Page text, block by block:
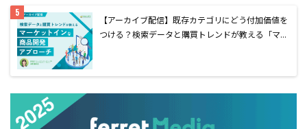
【アーカイブ配信】既存カテゴリにどう付加価値を
つける？検索データと購買トレンドが教える「マ...